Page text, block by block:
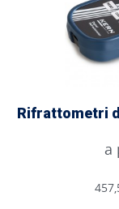
Rifrattometri
a